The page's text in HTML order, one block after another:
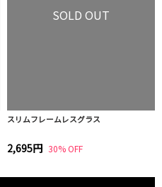
SOLD OUT
スリムフレームレスグラス
2,695円 30% OFF